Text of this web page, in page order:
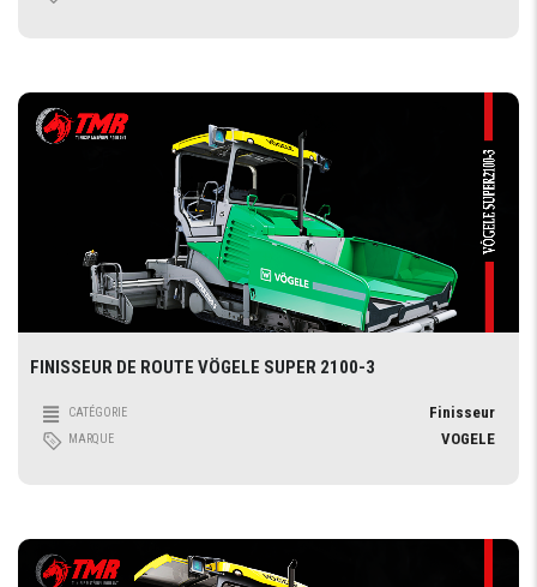
FINISSEUR DE ROUTE VÖGELE SUPER 2100-3
CATÉGORIE Finisseur
MARQUE VOGELE